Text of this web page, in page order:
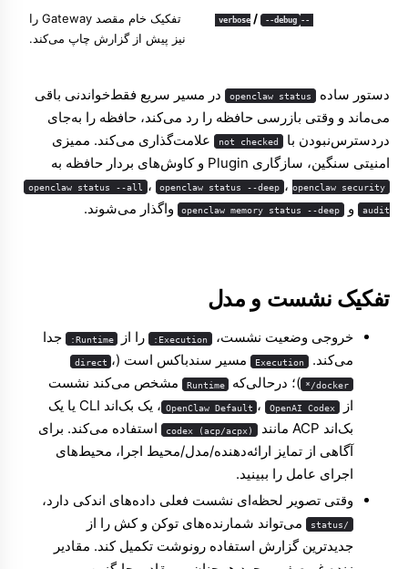
--verbose
/ --debug
تفکیک خام مقصد Gateway را
نیز پیش از گزارش چاپ می‌کند.
دستور ساده openclaw status در مسیر سریع فقط‌خواندنی باقی
می‌ماند و وقتی بازرسی حافظه را رد می‌کند، حافظه را به‌جای
دردسترس‌نبودن با
not checked علامت‌گذاری می‌کند. ممیزی
امنیتی سنگین، سازگاری Plugin و کاوش‌های بردار حافظه به
openclaw status --all ، openclaw status --deep ،openclaw security
audit و openclaw memory status --deep واگذار می‌شوند.
تفکیک نشست و مدل
خروجی وضعیت نشست، Execution: را از Runtime:
جدا
می‌کند.
Execution مسیر سندباکس است ( direct ،
docker/* )؛ درحالی‌که Runtime
مشخص می‌کند نشست
از
OpenClaw Default ، OpenAI Codex
، یک بک‌اند CLI یا یک
بک‌اند ACP مانند
codex (acp/acpx) استفاده می‌کند. برای
آگاهی از تمایز ارائه‌دهنده/مدل/محیط اجرا، محیط‌های
اجرای عامل را ببینید.
وقتی تصویر لحظه‌ای نشست فعلی داده‌های اندکی دارد،
/status
می‌تواند شمارنده‌های توکن و کش را از
جدیدترین گزارش استفاده رونوشت تکمیل کند. مقادیر